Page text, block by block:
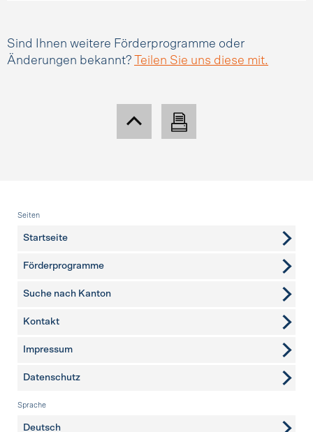
Sind Ihnen weitere Förderprogramme oder
Änderungen bekannt?
Teilen Sie uns diese mit.
Fusszeile
Seiten
Startseite
Förderprogramme
Suche nach Kanton
weitere Seiten
Kontakt
Impressum
Datenschutz
Sprache
Deutsch